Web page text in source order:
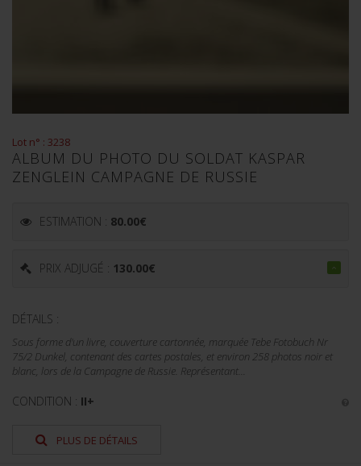
Lot n° : 3238
ALBUM DU PHOTO DU SOLDAT KASPAR
ZENGLEIN CAMPAGNE DE RUSSIE
ESTIMATION : 80.00€
PRIX ADJUGÉ : 130.00€
DÉTAILS :
Sous forme d'un livre, couverture cartonnée, marquée Tebe Fotobuch Nr
75/2 Dunkel, contenant des cartes postales, et environ 258 photos noir et
blanc, lors de la Campagne de Russie. Représentant...
CONDITION : II+
PLUS DE DÉTAILS